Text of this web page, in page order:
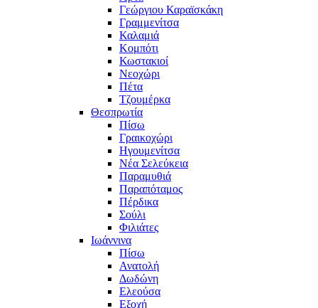
Γεώργιου Καραϊσκάκη
Γραμμενίτσα
Καλαμιά
Κομπότι
Κωστακιοί
Νεοχώρι
Πέτα
Τζουμέρκα
Θεσπρωτία
Πίσω
Γραικοχώρι
Ηγουμενίτσα
Νέα Σελεύκεια
Παραμυθιά
Παραπόταμος
Πέρδικα
Σούλι
Φιλιάτες
Ιωάννινα
Πίσω
Ανατολή
Δωδώνη
Ελεούσα
Εξοχή